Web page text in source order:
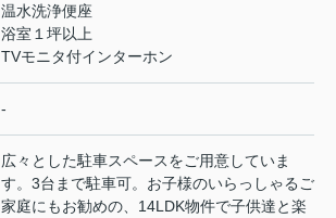
温水洗浄便座
浴室１坪以上
TVモニタ付インターホン
-
広々とした駐車スペースをご用意していま
す。3台まで駐車可。お子様のいらっしゃるご
家庭にもお勧めの、14LDK物件で子供達と楽